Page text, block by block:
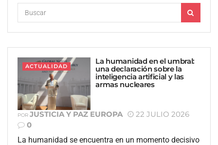
ACTUALIDAD
La humanidad en el umbral:
una declaración sobre la
inteligencia artificial y las
armas nucleares
POR JUSTICIA Y PAZ EUROPA
22 JULIO 2026
0
La humanidad se encuentra en un momento decisivo